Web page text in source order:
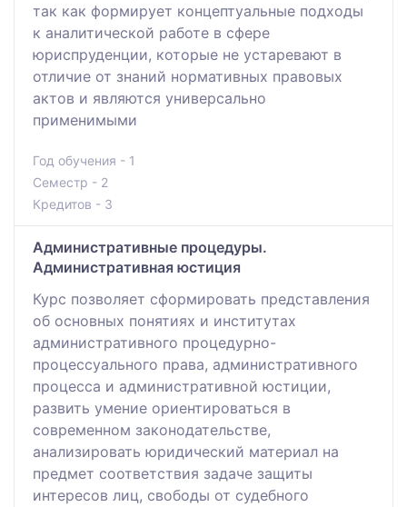
так как формирует концептуальные подходы
к аналитической работе в сфере
юриспруденции, которые не устаревают в
отличие от знаний нормативных правовых
актов и являются универсально
применимыми
Год обучения - 1
Семестр - 2
Кредитов - 3
Административные процедуры.
Административная юстиция
Курс позволяет сформировать представления
об основных понятиях и институтах
административного процедурно-
процессуального права, административного
процесса и административной юстиции,
развить умение ориентироваться в
современном законодательстве,
анализировать юридический материал на
предмет соответствия задаче защиты
интересов лиц, свободы от судебного